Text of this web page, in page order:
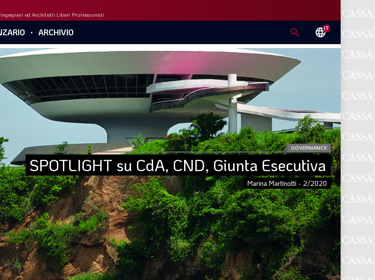
ed Architetti Liberi Professionisti
ARCHIVIO search languageIT
GOVERNANCE
SPOTLIGHT su CdA, CND, Giunta Esecutiva
Marina Martinotti - 2/2020